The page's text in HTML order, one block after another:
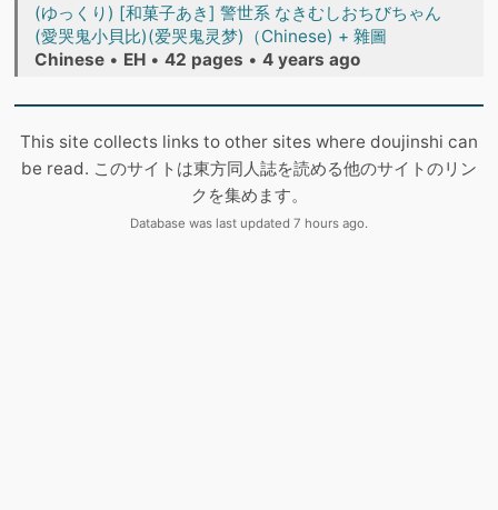
(ゆっくり) [和菓子あき] 警世系 なきむしおちびちゃん
(愛哭鬼小貝比)(爱哭鬼灵梦)（Chinese) + 雜圖
Chinese • EH • 42 pages • 4 years ago
This site collects links to other sites where doujinshi can
be read. このサイトは東方同人誌を読める他のサイトのリン
クを集めます。
Database was last updated 7 hours ago.